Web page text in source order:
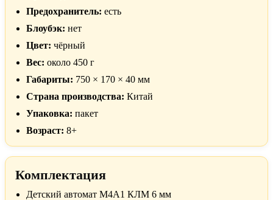
Предохранитель: есть
Блоубэк: нет
Цвет: чёрный
Вес: около 450 г
Габариты: 750 × 170 × 40 мм
Страна производства: Китай
Упаковка: пакет
Возраст: 8+
Комплектация
Детский автомат M4A1 КЛМ 6 мм